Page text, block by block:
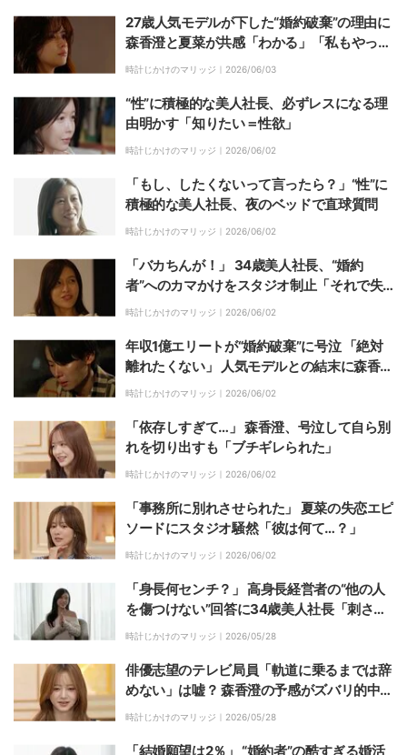
27歳人気モデルが下した“婚約破棄”の理由に
森香澄と夏菜が共感「わかる」「私もやっ
た」
時計じかけのマリッジ｜ 2026/06/03
“性”に積極的な美人社長、必ずレスになる理
由明かす「知りたい＝性欲」
時計じかけのマリッジ｜ 2026/06/02
「もし、したくないって言ったら？」“性”に
積極的な美人社長、夜のベッドで直球質問
時計じかけのマリッジ｜ 2026/06/02
「バカちんが！」 34歳美人社長、“婚約
者”へのカマかけをスタジオ制止「それで失
敗したじゃん」
時計じかけのマリッジ｜ 2026/06/02
年収1億エリートが“婚約破棄”に号泣 「絶対
離れたくない」 人気モデルとの結末に森香澄
も涙
時計じかけのマリッジ｜ 2026/06/02
「依存しすぎて…」 森香澄、号泣して自ら別
れを切り出すも「ブチギレられた」
時計じかけのマリッジ｜ 2026/06/02
「事務所に別れさせられた」 夏菜の失恋エピ
ソードにスタジオ騒然「彼は何て…？」
時計じかけのマリッジ｜ 2026/06/02
「身長何センチ？」 高身長経営者の“他の人
を傷つけない”回答に34歳美人社長「刺さり
ました」
時計じかけのマリッジ｜ 2026/05/28
俳優志望のテレビ局員「軌道に乗るまでは辞
めない」は嘘？ 森香澄の予感がズバリ的中
「やっぱりね」
時計じかけのマリッジ｜ 2026/05/28
「結婚願望は2％」 “婚約者”の酷すぎる婚活